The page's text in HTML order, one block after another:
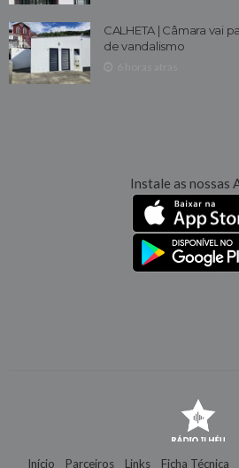
CALHETA | Câmara vai
de vandalismo
Instale as nossas
Início Parceiros Links Ficha Técnica